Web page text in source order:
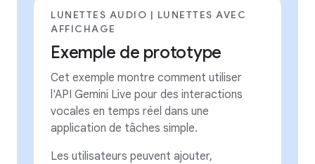
LUNETTES AUDIO | LUNETTES AVEC
AFFICHAGE
Exemple de prototype
Cet exemple montre comment utiliser
l'API Gemini Live pour des interactions
vocales en temps réel dans une
application de tâches simple.
Les utilisateurs peuvent ajouter,